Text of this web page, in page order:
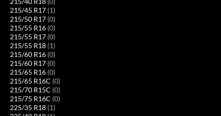
215/45 R17 (1)
215/50 R17 (0)
215/55 R16 (0)
215/55 R17 (0)
215/55 R18 (1)
215/60 R16 (0)
215/60 R17 (0)
215/65 R16 (0)
215/65 R16C (0)
215/70 R15C (0)
215/75 R16C (0)
225/35 R18 (1)